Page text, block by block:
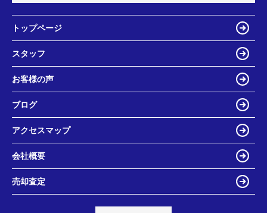
トップページ
スタッフ
お客様の声
ブログ
アクセスマップ
会社概要
売却査定